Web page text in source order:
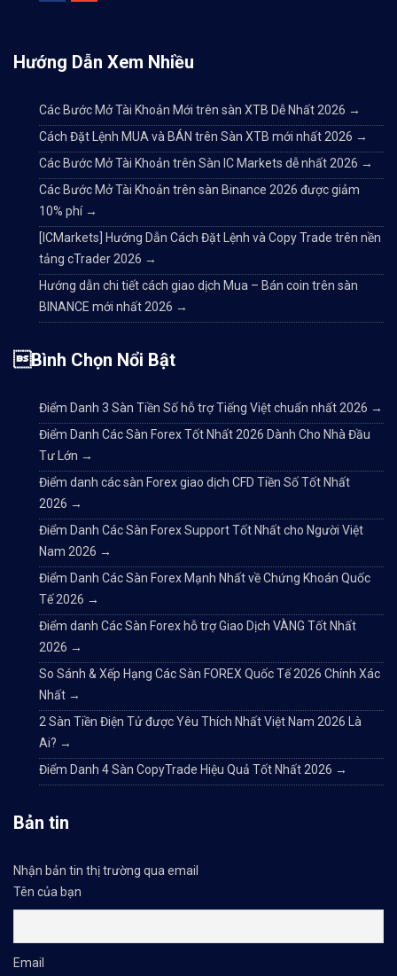
Hướng Dẫn Xem Nhiều
Các Bước Mở Tài Khoản Mới trên sàn XTB Dễ Nhất 2026 →
Cách Đặt Lệnh MUA và BÁN trên Sàn XTB mới nhất 2026 →
Các Bước Mở Tài Khoản trên Sàn IC Markets dễ nhất 2026 →
Các Bước Mở Tài Khoản trên sàn Binance 2026 được giảm
10% phí →
[ICMarkets] Hướng Dẫn Cách Đặt Lệnh và Copy Trade trên nền
tảng cTrader 2026 →
Hướng dẫn chi tiết cách giao dịch Mua – Bán coin trên sàn
BINANCE mới nhất 2026 →
Bình Chọn Nổi Bật
Điểm Danh 3 Sàn Tiền Số hỗ trợ Tiếng Việt chuẩn nhất 2026 →
Điểm Danh Các Sàn Forex Tốt Nhất 2026 Dành Cho Nhà Đầu
Tư Lớn →
Điểm danh các sàn Forex giao dịch CFD Tiền Số Tốt Nhất
2026 →
Điểm Danh Các Sàn Forex Support Tốt Nhất cho Người Việt
Nam 2026 →
Điểm Danh Các Sàn Forex Mạnh Nhất về Chứng Khoán Quốc
Tế 2026 →
Điểm danh Các Sàn Forex hỗ trợ Giao Dịch VÀNG Tốt Nhất
2026 →
So Sánh & Xếp Hạng Các Sàn FOREX Quốc Tế 2026 Chính Xác
Nhất →
2 Sàn Tiền Điện Tử được Yêu Thích Nhất Việt Nam 2026 Là
Ai? →
Điểm Danh 4 Sàn CopyTrade Hiệu Quả Tốt Nhất 2026 →
Bản tin
Nhận bản tin thị trường qua email
Tên của bạn
Email